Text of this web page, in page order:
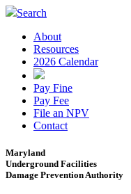
Search
About
Resources
2026 Calendar
Pay Fine
Pay Fee
File an NPV
Contact
Maryland
Underground Facilities
Damage Prevention Authority